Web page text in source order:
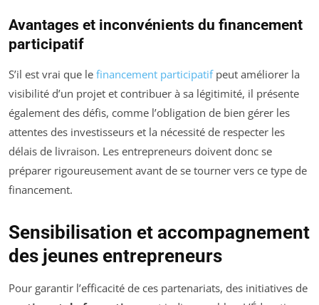
Avantages et inconvénients du financement
participatif
S’il est vrai que le financement participatifpeut améliorer la
visibilité d’un projet et contribuer à sa légitimité, il présente
également des défis, comme l’obligation de bien gérer les
attentes des investisseurs et la nécessité de respecter les
délais de livraison. Les entrepreneurs doivent donc se
préparer rigoureusement avant de se tourner vers ce type de
financement.
Sensibilisation et accompagnement
des jeunes entrepreneurs
Pour garantir l’efficacité de ces partenariats, des initiatives de